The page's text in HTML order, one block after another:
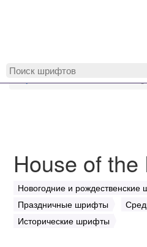
MyFonts.ru
House of the
Новогодние и
Праздничные шрифты
Исторические шрифты